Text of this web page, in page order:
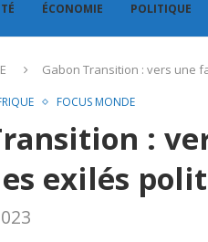
ÉCONOMIE POLITIQUE
Gabon Transition : vers une
FOCUS MONDE
:
exilés